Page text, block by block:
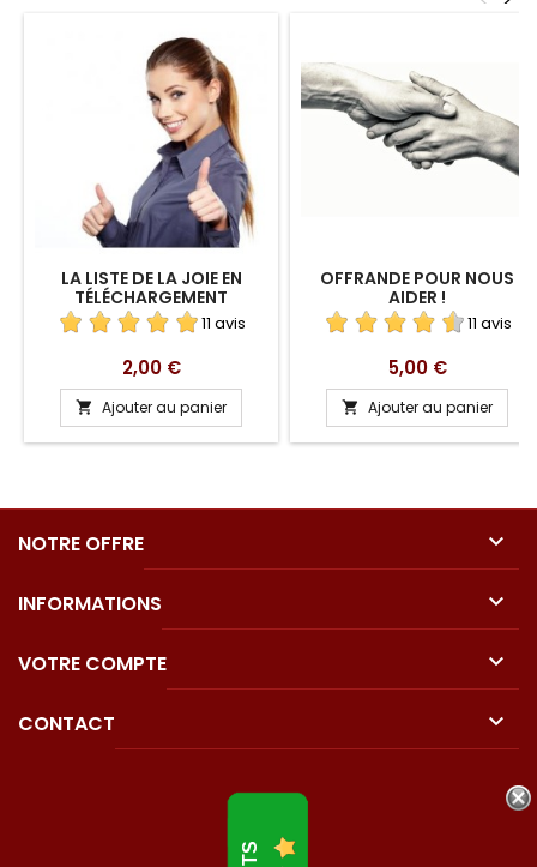
LA LISTE DE LA JOIE EN
TÉLÉCHARGEMENT
11 avis
Prix
2,00 €
 Ajouter au panier
OFFRANDE POUR NOUS
AIDER !
11 avis
Prix
5,00 €
 Ajouter au panier
NOTRE OFFRE 
INFORMATIONS 
VOTRE COMPTE 
CONTACT 